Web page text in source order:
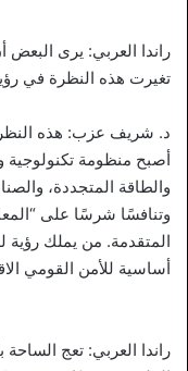
راندا العربي: يرى
تغيرت هذه النظرة في
د. شريف عزب: هذه النظرة
أصبح منظومة تكنولوجية
والطاقة المتجددة،
وتنافسًا شرسًا على
المتقدمة. من يملك رؤية
أساسية للأمن القومي
راندا العربي: تعج الساحة